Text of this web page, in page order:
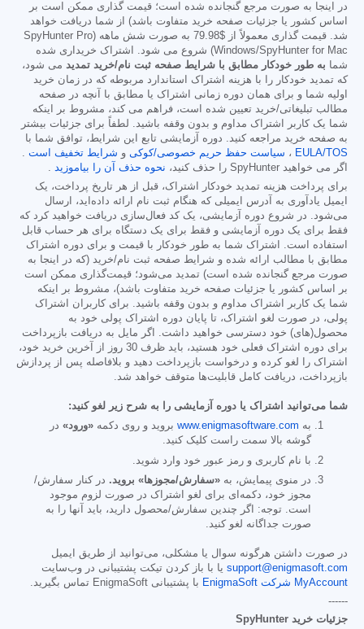
در اینجا به صورت مرجع گنجانده شده است؛ قیمت گذاری ممکن است بر
اساس کشور یا جزئیات صفحه خرید متفاوت باشد) از شما دریافت خواهد
شد. قیمت گذاری معمولاً از $79.98
به صورت شش ماهه (SpyHunter Pro
Windows/SpyHunter for Mac) شروع می شود. اشتراک خریداری شده
شما به طور خودکار مطابق با شرایط صفحه ثبت نام/خرید تمدید می شود،
که تمدید خودکار را با هزینه اشتراک استاندارد مربوطه که در زمان خرید
اولیه شما و برای همان دوره زمانی اشتراک یا مطابق با آنچه در صفحه
مطالب تبلیغاتی/خرید تعیین شده است، فراهم می کند، مشروط بر اینکه
شما یک کاربر اشتراک مداوم و بدون وقفه باشید. لطفاً برای جزئیات بیشتر
به صفحه خرید مراجعه کنید. دوره آزمایشی تابع این شرایط، توافق شما با
EULA/TOS ، سیاست حفظ حریم خصوصی/کوکی و شرایط تخفیف است .
اگر می خواهید SpyHunter را حذف کنید،
نحوه حذف آن را بیاموزید .
برای پرداخت هزینه تمدید خودکار اشتراک، قبل از هر تاریخ پرداخت، یک
ایمیل یادآوری به آدرس ایمیلی که هنگام ثبت نام ارائه داده‌اید، ارسال
می‌شود. در شروع دوره آزمایشی، یک کد فعال‌سازی دریافت خواهید کرد که
فقط برای یک دوره آزمایشی و فقط برای یک دستگاه برای هر حساب قابل
استفاده است. اشتراک شما به طور خودکار با قیمت و برای دوره اشتراک
مطابق با مطالب ارائه شده و شرایط صفحه ثبت نام/خرید (که در اینجا به
صورت مرجع گنجانده شده است) تمدید می‌شود؛ قیمت‌گذاری ممکن است
بر اساس کشور یا جزئیات صفحه خرید متفاوت باشد)، مشروط بر اینکه
شما یک کاربر اشتراک مداوم و بدون وقفه باشید. برای کاربران اشتراک
پولی، در صورت لغو اشتراک، تا پایان دوره اشتراک پولی خود به
محصول(های) خود دسترسی خواهید داشت. اگر مایل به دریافت بازپرداخت
برای دوره اشتراک فعلی خود هستید، باید ظرف 30 روز از آخرین خرید خود،
اشتراک را لغو کرده و درخواست بازپرداخت دهید و بلافاصله پس از پردازش
بازپرداخت، دریافت کامل قابلیت‌ها متوقف خواهد شد.
شما می‌توانید اشتراک یا دوره آزمایشی را به شرح زیر لغو کنید:
به www.enigmasoftware.com بروید و روی دکمه «ورود» در
گوشه بالا سمت راست کلیک کنید.
با نام کاربری و رمز عبور خود وارد شوید.
در منوی پیمایش، به «سفارش/مجوزها» بروید. در کنار سفارش/
مجوز خود، دکمه‌ای برای لغو اشتراک در صورت لزوم موجود
است. توجه: اگر چندین سفارش/محصول دارید، باید آنها را به
صورت جداگانه لغو کنید.
در صورت داشتن هرگونه سوال یا مشکلی، می‌توانید از طریق ایمیل
support@enigmasoft.com یا با باز کردن تیکت پشتیبانی در وب‌سایت
MyAccount شرکت EnigmaSoft
با پشتیبانی EnigmaSoft تماس بگیرید.
------
جزئیات خرید SpyHunter